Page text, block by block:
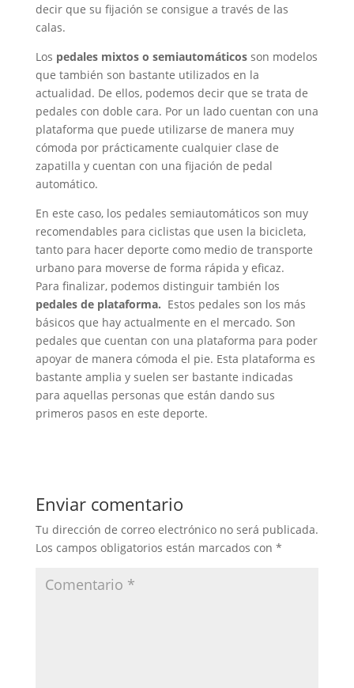
decir que su fijación se consigue a través de las
calas.
Los pedales mixtos o semiautomáticosson modelos
que también son bastante utilizados en la
actualidad. De ellos, podemos decir que se trata de
pedales con doble cara. Por un lado cuentan con una
plataforma que puede utilizarse de manera muy
cómoda por prácticamente cualquier clase de
zapatilla y cuentan con una fijación de pedal
automático.
En este caso, los pedales semiautomáticos son muy
recomendables para ciclistas que usen la bicicleta,
tanto para hacer deporte como medio de transporte
urbano para moverse de forma rápida y eficaz.
Para finalizar, podemos distinguir también los
pedales de plataforma. Estos pedales son los más
básicos que hay actualmente en el mercado. Son
pedales que cuentan con una plataforma para poder
apoyar de manera cómoda el pie. Esta plataforma es
bastante amplia y suelen ser bastante indicadas
para aquellas personas que están dando sus
primeros pasos en este deporte.
Enviar comentario
Tu dirección de correo electrónico no será publicada.
Los campos obligatorios están marcados con *